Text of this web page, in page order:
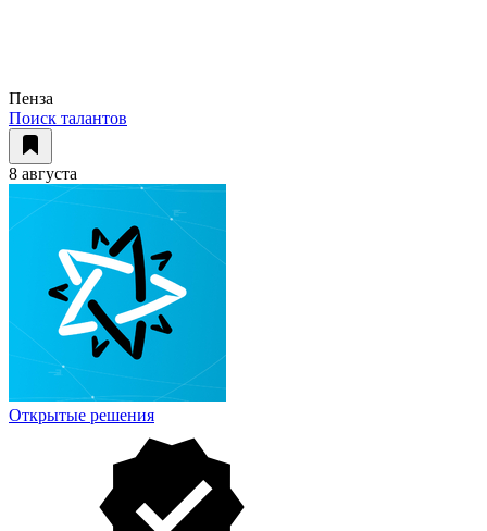
Пенза
Поиск талантов
8 августа
Открытые решения